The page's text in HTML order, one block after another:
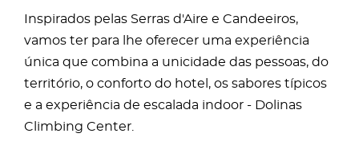
Inspirados pelas Serras d'Aire e Candeeiros,
vamos ter para lhe oferecer uma experiência
única que combina a unicidade das pessoas, do
território, o conforto do hotel, os sabores típicos
e a experiência de escalada indoor - Dolinas
Climbing Center.